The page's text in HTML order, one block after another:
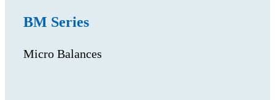
BM Series
Micro Balances